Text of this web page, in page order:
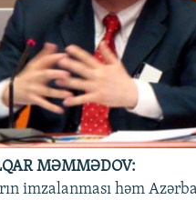
MƏMMƏDOV:
imzalanması həm